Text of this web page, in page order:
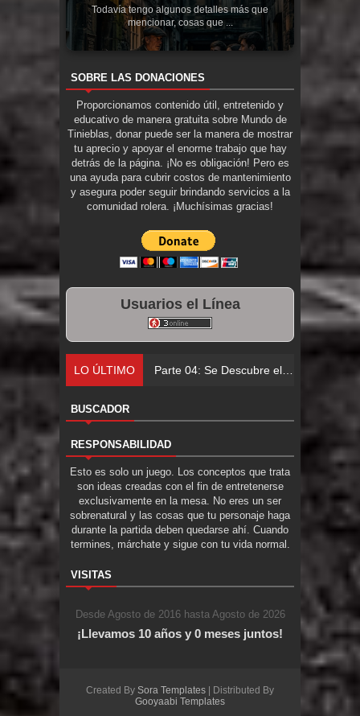
Todavía tengo algunos detalles más que
mencionar, cosas que ...
SOBRE LAS DONACIONES
Proporcionamos contenido útil, entretenido y
educativo de manera gratuita sobre Mundo de
Tinieblas, donar puede ser la manera de mostrar
tu aprecio y apoyar el enorme trabajo que hay
detrás de la página. ¡No es obligación! Pero es
una ayuda para cubrir costos de mantenimiento
y asegura poder seguir brindando servicios a la
comunidad rolera. ¡Muchísimas gracias!
Usuarios el Línea
LO ÚLTIMO Parte 04: Se Descubre el Pastel
BUSCADOR
RESPONSABILIDAD
Esto es solo un juego. Los conceptos que trata
son ideas creadas con el fin de entretenerse
exclusivamente en la mesa. No eres un ser
sobrenatural y las cosas que tu personaje haga
durante la partida deben quedarse ahí. Cuando
termines, márchate y sigue con tu vida normal.
VISITAS
Desde Agosto de 2016 hasta Agosto de 2026
¡Llevamos 10 años y 0 meses juntos!
Created By Sora Templates | Distributed By
Gooyaabi Templates